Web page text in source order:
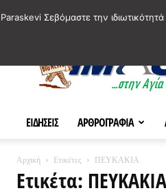
ΕΙΔΗΣΕΙΣ ΑΡΘΡΟΓΡΑΦΙΑ
Αρχική Ετικέτες ΠΕΥΚΑΚΙΑ
Ετικέτα: ΠΕΥΚΑΚΙΑ
Σεβόμαστε την